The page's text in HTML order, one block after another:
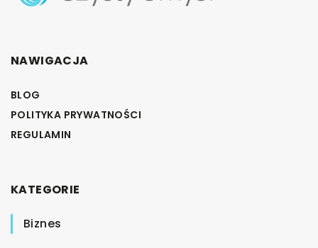
NAWIGACJA
BLOG
POLITYKA PRYWATNOŚCI
REGULAMIN
KATEGORIE
Biznes